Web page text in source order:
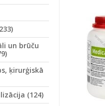
un brūču
ķirurģiskā
(124)